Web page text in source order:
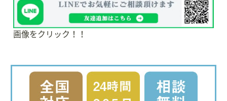
画像をクリック！！